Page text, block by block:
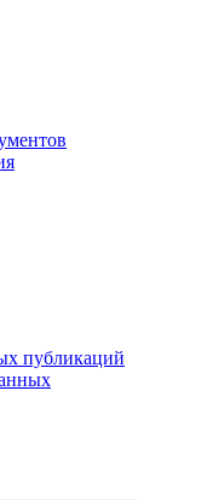
публикаций